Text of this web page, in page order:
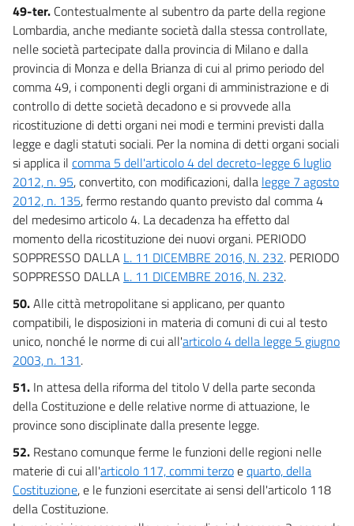
49-ter. Contestualmente al subentro da parte della regione
Lombardia, anche mediante società dalla stessa controllate,
nelle società partecipate dalla provincia di Milano e dalla
provincia di Monza e della Brianza di cui al primo periodo del
comma 49, i componenti degli organi di amministrazione e di
controllo di dette società decadono e si provvede alla
ricostituzione di detti organi nei modi e termini previsti dalla
legge e dagli statuti sociali. Per la nomina di detti organi sociali
si applica il comma 5 dell'articolo 4 del decreto-legge 6 luglio
2012, n. 95, convertito, con modificazioni, dalla legge 7 agosto
2012, n. 135, fermo restando quanto previsto dal comma 4
del medesimo articolo 4. La decadenza ha effetto dal
momento della ricostituzione dei nuovi organi. PERIODO
SOPPRESSO DALLA L. 11 DICEMBRE 2016, N. 232. PERIODO
SOPPRESSO DALLA L. 11 DICEMBRE 2016, N. 232.
50.Alle città metropolitane si applicano, per quanto
compatibili, le disposizioni in materia di comuni di cui al testo
unico, nonché le norme di cui all'articolo 4 della legge 5 giugno
2003, n. 131.
51. In attesa della riforma del titolo V della parte seconda
della Costituzione e delle relative norme di attuazione, le
province sono disciplinate dalla presente legge.
52. Restano comunque ferme le funzioni delle regioni nelle
materie di cui all'articolo 117, commi terzoequarto, della
Costituzione, e le funzioni esercitate ai sensi dell'articolo 118
della Costituzione.